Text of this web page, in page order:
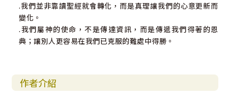
.我們並非靠讀聖經就會轉化，而是真理讓我們的心意更新而
變化。
.我們屬神的使命，不是傳達資訊，而是傳遞我們得著的恩
典；讓別人更容易在我們已克服的難處中得勝。
作者介紹